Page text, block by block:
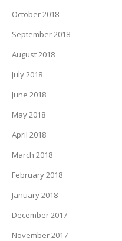
October 2018
September 2018
August 2018
July 2018
June 2018
May 2018
April 2018
March 2018
February 2018
January 2018
December 2017
November 2017